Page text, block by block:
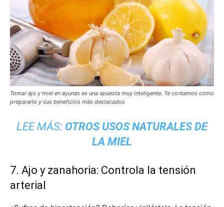
Tomar ajo y miel en ayunas es una apuesta muy inteligente. Te contamos cómo
prepararlo y sus beneficios más destacados
LEE MÁS: OTROS USOS NATURALES DE
LA MIEL
7. Ajo y zanahoria: Controla la tensión
arterial